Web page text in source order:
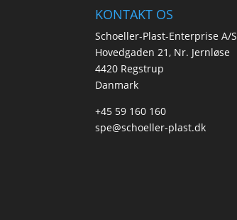
KONTAKT OS
Schoeller-Plast-Enterprise A/S
Hovedgaden 21, Nr. Jernløse
4420 Regstrup
Danmark
+45 59 160 160
spe@schoeller-plast.dk